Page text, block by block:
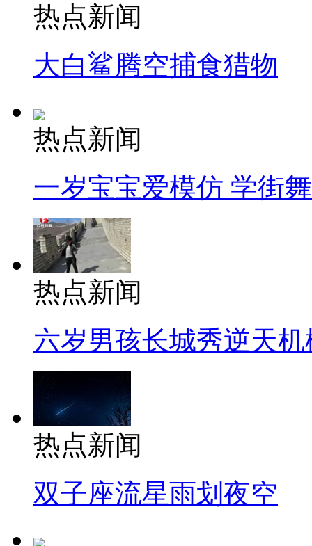
热点新闻
大白鲨腾空捕食猎物
热点新闻
一岁宝宝爱模仿 学街
热点新闻
六岁男孩长城秀逆天机
热点新闻
双子座流星雨划夜空